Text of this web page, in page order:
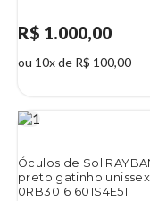
R$ 1.000,00
ou 10x de R$ 100,00
Óculos de Sol
preto gatinho unissex
0RB3016 601S4E51